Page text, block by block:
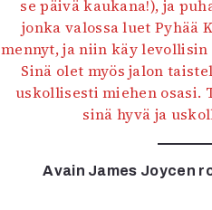
se päivä kaukana!), ja
jonka valossa luet Pyhää
mennyt, ja niin käy levollisin
Sinä olet myös jalon
uskollisesti miehen osasi.
sinä hyvä ja
Avain James Joycen